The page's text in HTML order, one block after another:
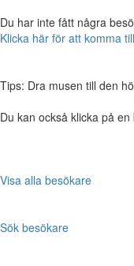
Du har inte fått några
Klicka här för att komma
Tips: Dra musen till den
Du kan också klicka på
Visa alla besökare
Sök besökare